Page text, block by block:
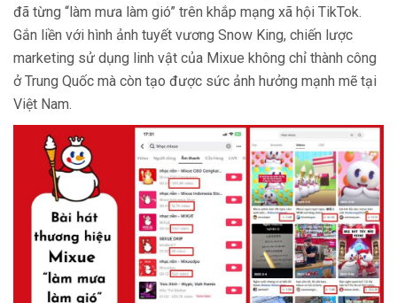
đã từng “làm mưa làm gió” trên khắp mạng xã hội TikTok.
Gắn liền với hình ảnh tuyết vương Snow King, chiến lược
marketing sử dụng linh vật của Mixue không chỉ thành công
ở Trung Quốc mà còn tạo được sức ảnh hưởng mạnh mẽ tại
Việt Nam.